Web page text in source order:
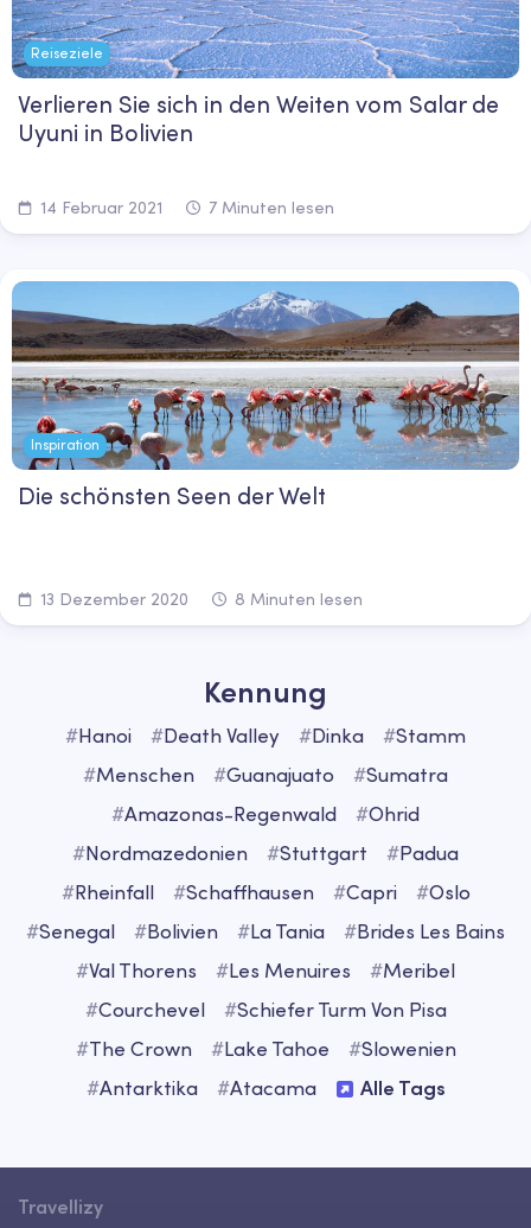
Reiseziele
Verlieren Sie sich in den Weiten vom Salar de
Uyuni in Bolivien
14 Februar 2021 7 Minuten lesen
Inspiration
Die schönsten Seen der Welt
13 Dezember 2020 8 Minuten lesen
Kennung
#Hanoi #Death Valley #Dinka #Stamm
#Menschen #Guanajuato #Sumatra
#Amazonas-Regenwald #Ohrid
#Nordmazedonien #Stuttgart #Padua
#Rheinfall #Schaffhausen #Capri #Oslo
#Senegal #Bolivien #La Tania #Brides Les Bains
#Val Thorens #Les Menuires #Meribel
#Courchevel #Schiefer Turm Von Pisa
#The Crown #Lake Tahoe #Slowenien
#Antarktika #Atacama Alle Tags
Travellizy